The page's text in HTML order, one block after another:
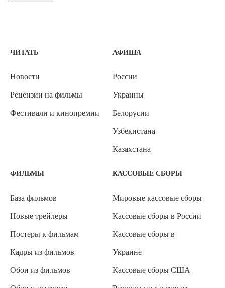
ЧИТАТЬ
Новости
Рецензии на фильмы
Фестивали и кинопремии
АФИША
России
Украины
Белорусии
Узбекистана
Казахстана
ФИЛЬМЫ
База фильмов
Новые трейлеры
Постеры к фильмам
Кадры из фильмов
Обои из фильмов
КАССОВЫЕ СБОРЫ
Мировые кассовые сборы
Кассовые сборы в России
Кассовые сборы в
Украине
Кассовые сборы США